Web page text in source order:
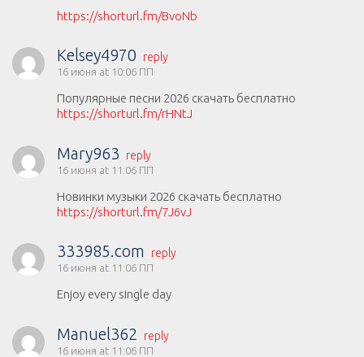
https://shorturl.fm/BvoNb
Kelsey4970 reply
16 июня at 10:06 ПП
Популярные песни 2026 скачать бесплатно
https://shorturl.fm/rHNtJ
Mary963 reply
16 июня at 11:06 ПП
Новинки музыки 2026 скачать бесплатно
https://shorturl.fm/7J6vJ
333985.com reply
16 июня at 11:06 ПП
Enjoy every single day
Manuel362 reply
16 июня at 11:06 ПП